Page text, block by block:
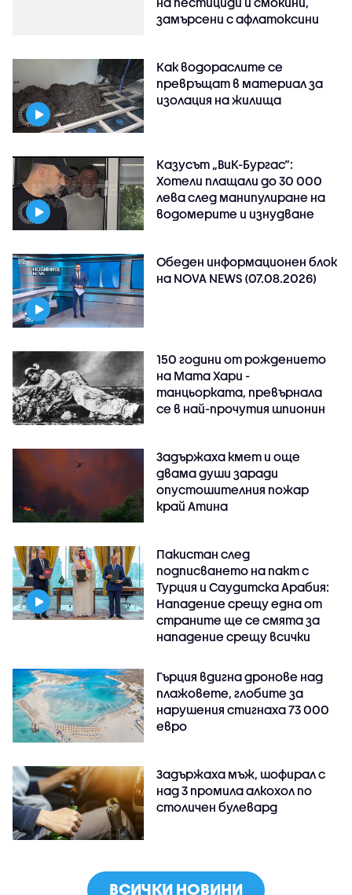
замърсени с афлатоксини
Как водораслите се
превръщат в материал за
изолация на жилища
Казусът „ВиК-Бургас“:
Хотели плащали до 30 000
лева след манипулиране на
водомерите и изнудване
Обеден информационен блок
на NOVA NEWS (07.08.2026)
150 години от рождението
на Мата Хари -
танцьорката, превърнала
се в най-прочутия шпионин
Задържаха кмет и още
двама души заради
опустошителния пожар
край Атина
Пакистан след
подписването на пакт с
Турция и Саудитска Арабия:
Нападение срещу една от
страните ще се смята за
нападение срещу всички
Гърция вдигна дронове над
плажовете, глобите за
нарушения стигнаха 73 000
евро
Задържаха мъж, шофирал с
над 3 промила алкохол по
столичен булевард
ВСИЧКИ НОВИНИ